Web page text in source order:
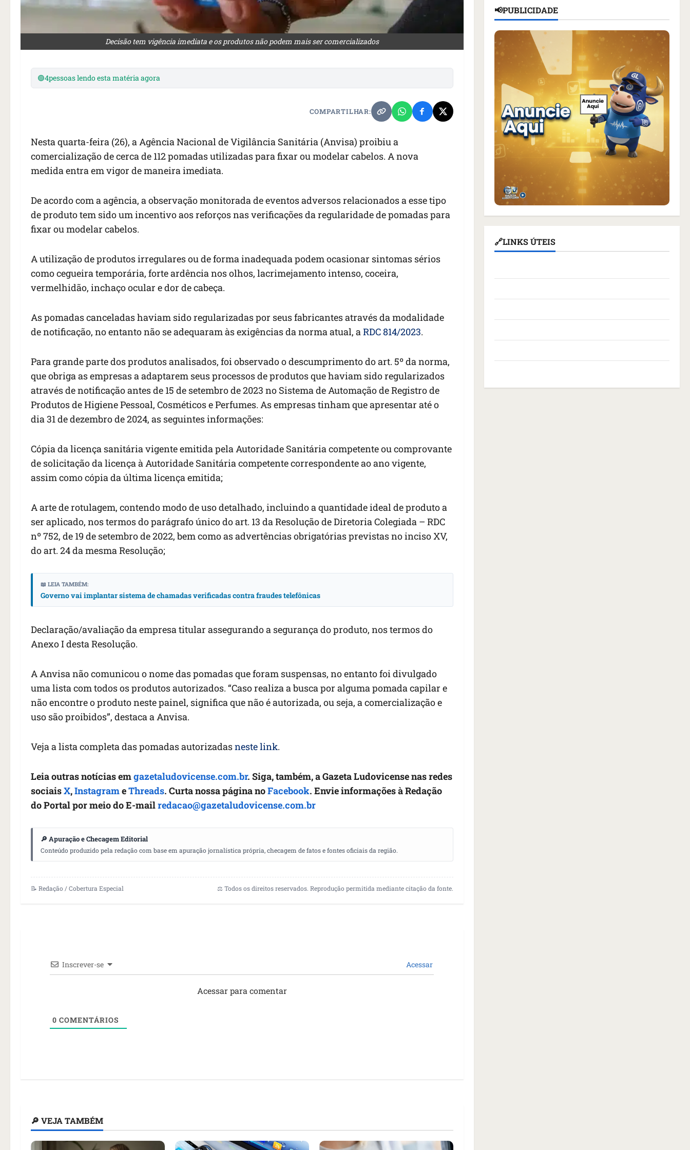
Decisão tem vigência imediata e os produtos não podem mais ser comercializados
🟢4pessoas lendo esta matéria agora
COMPARTILHAR:
Nesta quarta-feira (26), a Agência Nacional de Vigilância Sanitária (Anvisa) proibiu a
comercialização de cerca de 112 pomadas utilizadas para fixar ou modelar cabelos. A nova
medida entra em vigor de maneira imediata.
De acordo com a agência, a observação monitorada de eventos adversos relacionados a esse tipo
de produto tem sido um incentivo aos reforços nas verificações da regularidade de pomadas para
fixar ou modelar cabelos.
A utilização de produtos irregulares ou de forma inadequada podem ocasionar sintomas sérios
como cegueira temporária, forte ardência nos olhos, lacrimejamento intenso, coceira,
vermelhidão, inchaço ocular e dor de cabeça.
As pomadas canceladas haviam sido regularizadas por seus fabricantes através da modalidade
de notificação, no entanto não se adequaram às exigências da norma atual, aRDC 814/2023.
Para grande parte dos produtos analisados, foi observado o descumprimento do art. 5º da norma,
que obriga as empresas a adaptarem seus processos de produtos que haviam sido regularizados
através de notificação antes de 15 de setembro de 2023 no Sistema de Automação de Registro de
Produtos de Higiene Pessoal, Cosméticos e Perfumes. As empresas tinham que apresentar até o
dia 31 de dezembro de 2024, as seguintes informações:
Cópia da licença sanitária vigente emitida pela Autoridade Sanitária competente ou comprovante
de solicitação da licença à Autoridade Sanitária competente correspondente ao ano vigente,
assim como cópia da última licença emitida;
A arte de rotulagem, contendo modo de uso detalhado, incluindo a quantidade ideal de produto a
ser aplicado, nos termos do parágrafo único do art. 13 da Resolução de Diretoria Colegiada – RDC
nº 752, de 19 de setembro de 2022, bem como as advertências obrigatórias previstas no inciso XV,
do art. 24 da mesma Resolução;
📖 LEIA TAMBÉM:
Governo vai implantar sistema de chamadas verificadas contra fraudes telefônicas
Declaração/avaliação da empresa titular assegurando a segurança do produto, nos termos do
Anexo I desta Resolução.
A Anvisa não comunicou o nome das pomadas que foram suspensas, no entanto foi divulgado
uma lista com todos os produtos autorizados. “Caso realiza a busca por alguma pomada capilar e
não encontre o produto neste painel, significa que não é autorizada, ou seja, a comercialização e
uso são proibidos”, destaca a Anvisa.
Veja a lista completa das pomadas autorizadasneste link.
Leia outras notícias emgazetaludovicense.com.br. Siga, também, a Gazeta Ludovicense nas redes
sociaisX,InstagrameThreads. Curta nossa página noFacebook. Envie informações à Redação
do Portal por meio do E-mailredacao@gazetaludovicense.com.br
🔎 Apuração e Checagem Editorial
Conteúdo produzido pela redação com base em apuração jornalística própria, checagem de fatos e fontes oficiais da região.
📝 Redação / Cobertura Especial ⚖️ Todos os direitos reservados. Reprodução permitida mediante citação da fonte.
Inscrever-se Acessar
Acessar para comentar
0 COMENTÁRIOS
🔎 VEJA TAMBÉM
📢PUBLICIDADE
🔗LINKS ÚTEIS